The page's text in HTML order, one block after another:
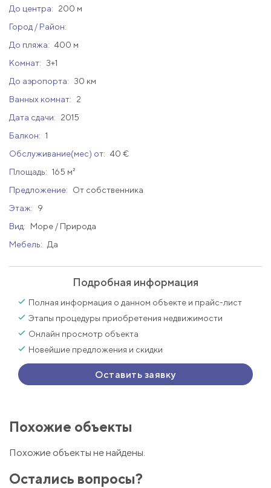
До центра:
200 м
Город / Район:
До пляжа: 400 м
Комнат:
3+1
До аэропорта:
30 км
Ванных комнат:
2
Дата сдачи:
2015
Балкон: 1
Обслуживание(мес) от: 40 €
Площадь: 165 м²
Предложение:
От собственника
Этаж:
9
Вид:
Море / Природа
Мебель:
Да
Подробная информация
Полная информация о данном объекте и прайс-лист
Этапы процедуры приобретения недвижимости
Онлайн просмотр объекта
Новейшие предложения и скидки
Оставить заявку
Похожие объекты
Похожие объекты не найдены.
Остались вопросы?